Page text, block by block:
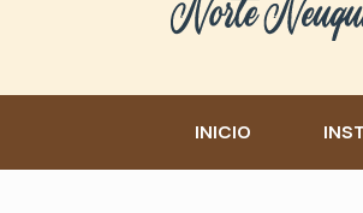
INICIO